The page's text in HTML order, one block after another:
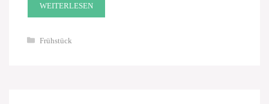
WEITERLESEN
Kategorien
Frühstück